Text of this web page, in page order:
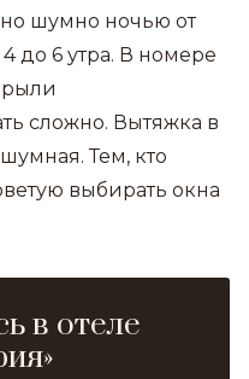
шумно ночью от
до 6 утра. В номере
сложно. Вытяжка в
Тем, кто
выбирать окна
в отеле